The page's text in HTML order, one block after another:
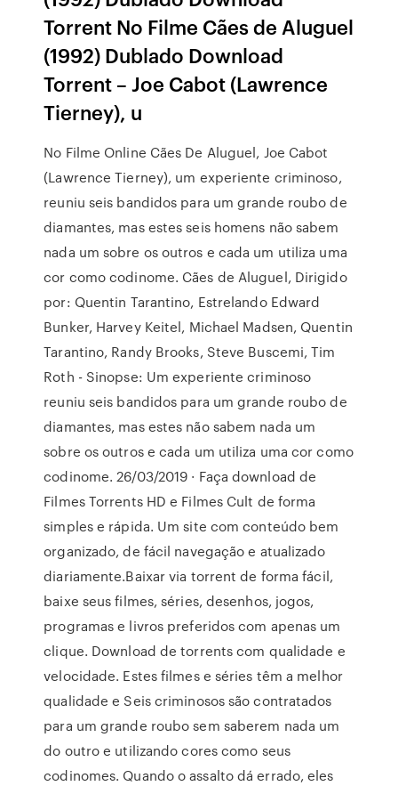
Torrent No Filme Cães de Aluguel
(1992) Dublado Download
Torrent – Joe Cabot (Lawrence
Tierney), u
No Filme Online Cães De Aluguel, Joe Cabot
(Lawrence Tierney), um experiente criminoso,
reuniu seis bandidos para um grande roubo de
diamantes, mas estes seis homens não sabem
nada um sobre os outros e cada um utiliza uma
cor como codinome. Cães de Aluguel, Dirigido
por: Quentin Tarantino, Estrelando Edward
Bunker, Harvey Keitel, Michael Madsen, Quentin
Tarantino, Randy Brooks, Steve Buscemi, Tim
Roth - Sinopse: Um experiente criminoso
reuniu seis bandidos para um grande roubo de
diamantes, mas estes não sabem nada um
sobre os outros e cada um utiliza uma cor como
codinome. 26/03/2019 · Faça download de
Filmes Torrents HD e Filmes Cult de forma
simples e rápida. Um site com conteúdo bem
organizado, de fácil navegação e atualizado
diariamente.Baixar via torrent de forma fácil,
baixe seus filmes, séries, desenhos, jogos,
programas e livros preferidos com apenas um
clique. Download de torrents com qualidade e
velocidade. Estes filmes e séries têm a melhor
qualidade e Seis criminosos são contratados
para um grande roubo sem saberem nada um
do outro e utilizando cores como seus
codinomes. Quando o assalto dá errado, eles